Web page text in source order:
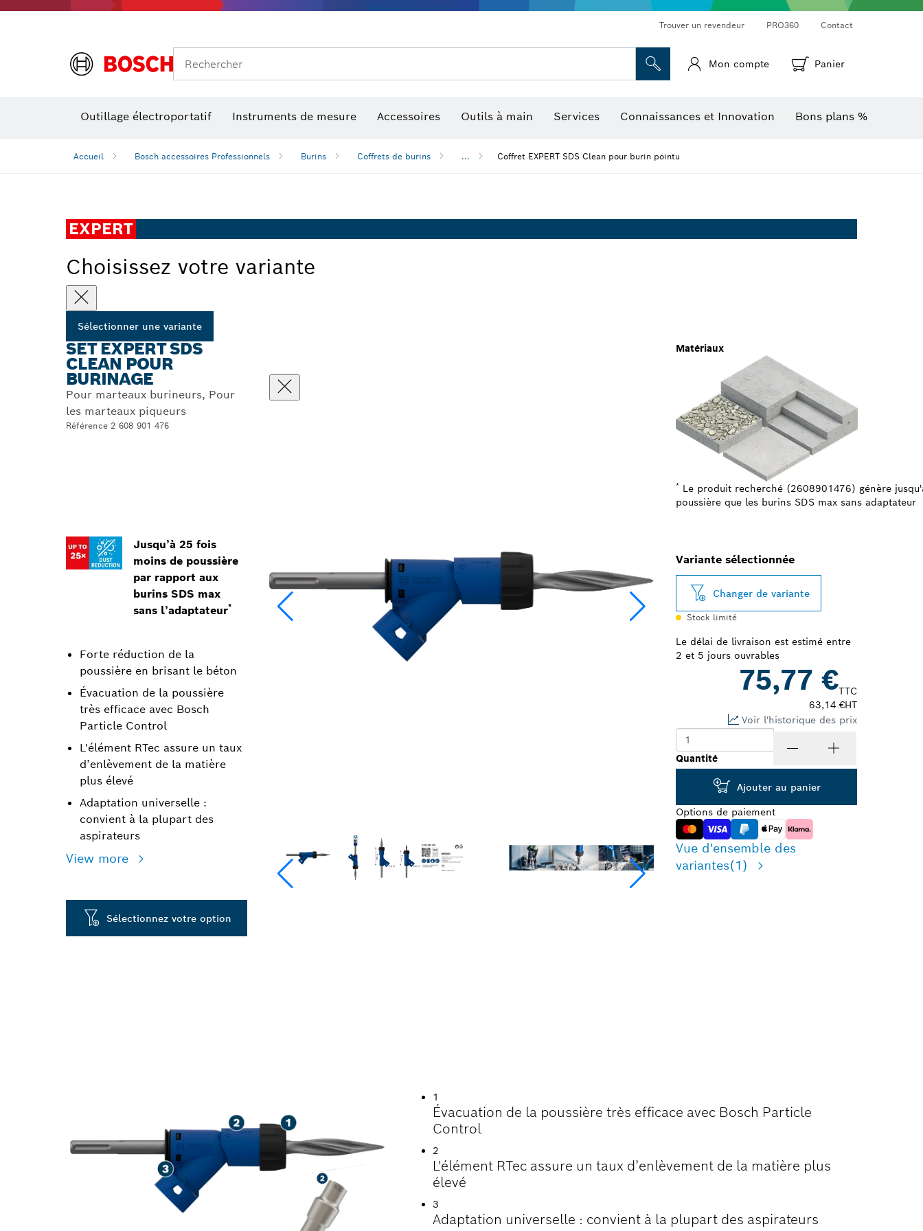
Trouver un revendeur PRO360 Contact
Rechercher Mon compte Panier
Outillage électroportatif Instruments de mesure Accessoires Outils à main Services Connaissances et Innovation Bons plans %
Accueil Bosch accessoires Professionnels Burins Coffrets de burins ... Coffret EXPERT SDS Clean pour burin pointu
EXPERT
Choisissez votre variante
Sélectionner une variante
SET EXPERT SDS
CLEAN POUR
BURINAGE
Pour marteaux burineurs, Pour
les marteaux piqueurs
Référence 2 608 901 476
Jusqu’à 25 fois
moins de poussière
par rapport aux
burins SDS max
sans l’adaptateur*
Forte réduction de la
poussière en brisant le béton
Évacuation de la poussière
très efficace avec Bosch
Particle Control
L'élément RTec assure un taux
d’enlèvement de la matière
plus élevé
Adaptation universelle :
convient à la plupart des
aspirateurs
View more
Matériaux
*Le produit recherché (2608901476) génère
poussière que les burins SDS max sans adaptateur
Sélectionnez votre option
Variante sélectionnée
Changer de variante
Stock limité
Le délai de livraison est estimé entre
2 et 5 jours ouvrables
75,77 €TTC
63,14 €HT
Voir l'historique des prix
Quantité
Ajouter au panier
Options de paiement
Vue d'ensemble des
variantes(1)
1
Évacuation de la poussière très efficace avec Bosch Particle
Control
2
L'élément RTec assure un taux d’enlèvement de la matière plus
élevé
3
Adaptation universelle : convient à la plupart des aspirateurs